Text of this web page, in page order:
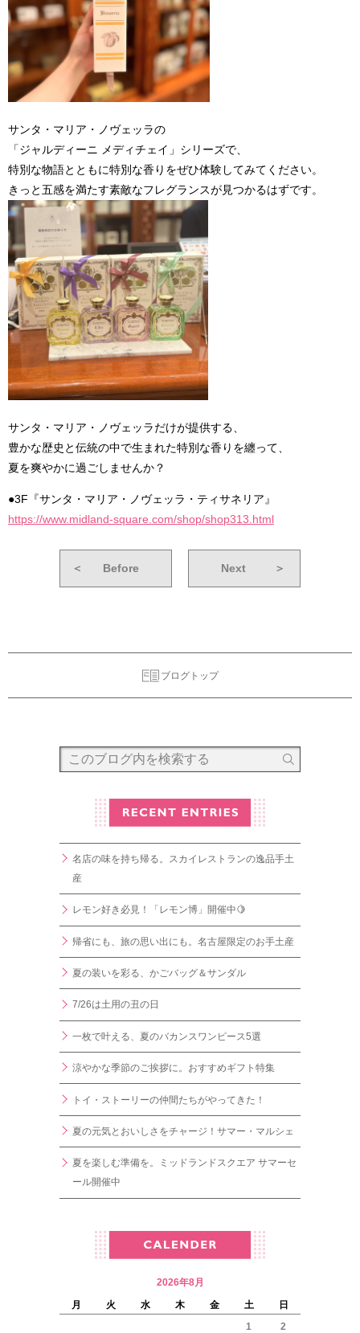
サンタ・マリア・ノヴェッラの
「ジャルディーニ メディチェイ」シリーズで、
特別な物語とともに特別な香りをぜひ体験してみてください。
きっと五感を満たす素敵なフレグランスが見つかるはずです。
サンタ・マリア・ノヴェッラだけが提供する、
豊かな歴史と伝統の中で生まれた特別な香りを纏って、
夏を爽やかに過ごしませんか？
●3F『サンタ・マリア・ノヴェッラ・ティサネリア』
https://www.midland-square.com/shop/shop313.html
＜ Before Next ＞
ブログトップ
名店の味を持ち帰る。スカイレストランの逸品手土
産
レモン好き必見！「レモン博」開催中🍋
帰省にも、旅の思い出にも。名古屋限定のお手土産
夏の装いを彩る、かごバッグ＆サンダル
7/26は土用の丑の日
一枚で叶える、夏のバカンスワンピース5選
涼やかな季節のご挨拶に。おすすめギフト特集
トイ・ストーリーの仲間たちがやってきた！
夏の元気とおいしさをチャージ！サマー・マルシェ
夏を楽しむ準備を。ミッドランドスクエア サマーセ
ール開催中
2026年8月
月
火 水 木 金 土
日
1
2